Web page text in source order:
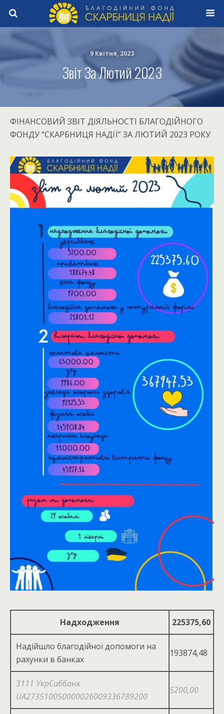
9 Квітня, 2023
Звіт За Лютий 2023
ФІНАНСОВИЙ ЗВІТ ДІЯЛЬНОСТІ БЛАГОДІЙНОГО
ФОНДУ “СКАРБНИЦЯ НАДІЇ” ЗА ЛЮТИЙ 2023 РОКУ
Надходження 225375,60
Надійшло благодійної допомоги на
рахунки в банках
193874,48
3111 УкрСиббанк
UA273510050000026009336789200
5200,00